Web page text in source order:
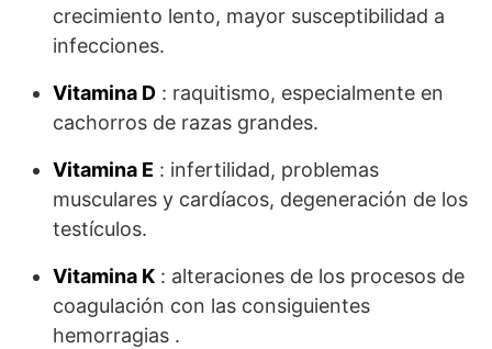
crecimiento lento, mayor susceptibilidad a
infecciones.
Vitamina D : raquitismo, especialmente en
cachorros de razas grandes.
Vitamina E : infertilidad, problemas
musculares y cardíacos, degeneración de los
testículos.
Vitamina K : alteraciones de los procesos de
coagulación con las consiguientes
hemorragias .